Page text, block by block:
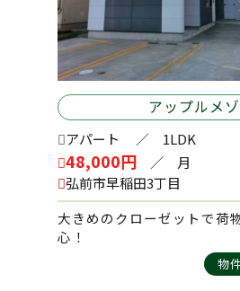
2026-04-15
在府町パーキング №8
2026-04-15
土手町 181店舗
2026-04-10
宮川パーキング №１
城東北1丁目 売地
2024-03-28
田園1丁目 売地
2024-01-25
大沢 中古住宅
アップルメ
アパート ／ 1LDK
48,000円 ／ 月
弘前市早稲田3丁目
大きめのクローゼットで荷
心！
物